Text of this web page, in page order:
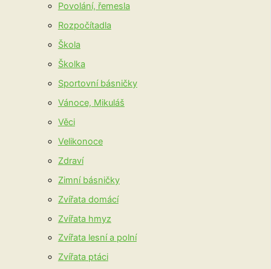
Povolání, řemesla
Rozpočítadla
Škola
Školka
Sportovní básničky
Vánoce, Mikuláš
Věci
Velikonoce
Zdraví
Zimní básničky
Zvířata domácí
Zvířata hmyz
Zvířata lesní a polní
Zvířata ptáci